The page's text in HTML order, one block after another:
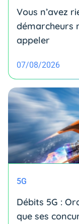
Vous n’avez
démarcheurs
appeler
07/08/2026
5G
Débits 5G :
que ses